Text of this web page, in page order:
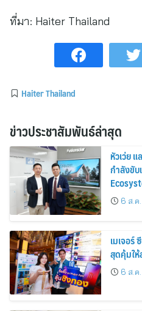
ที่มา: Haiter Thailand
Haiter Thailand
ข่าวประชาสัมพันธ์ล่าสุด
หัวเว่ย
กำลังขั
รถยนต์
พลังงา
6 ส.ค
เมเจอ
สุดคุ้มให้
6 ส.ค